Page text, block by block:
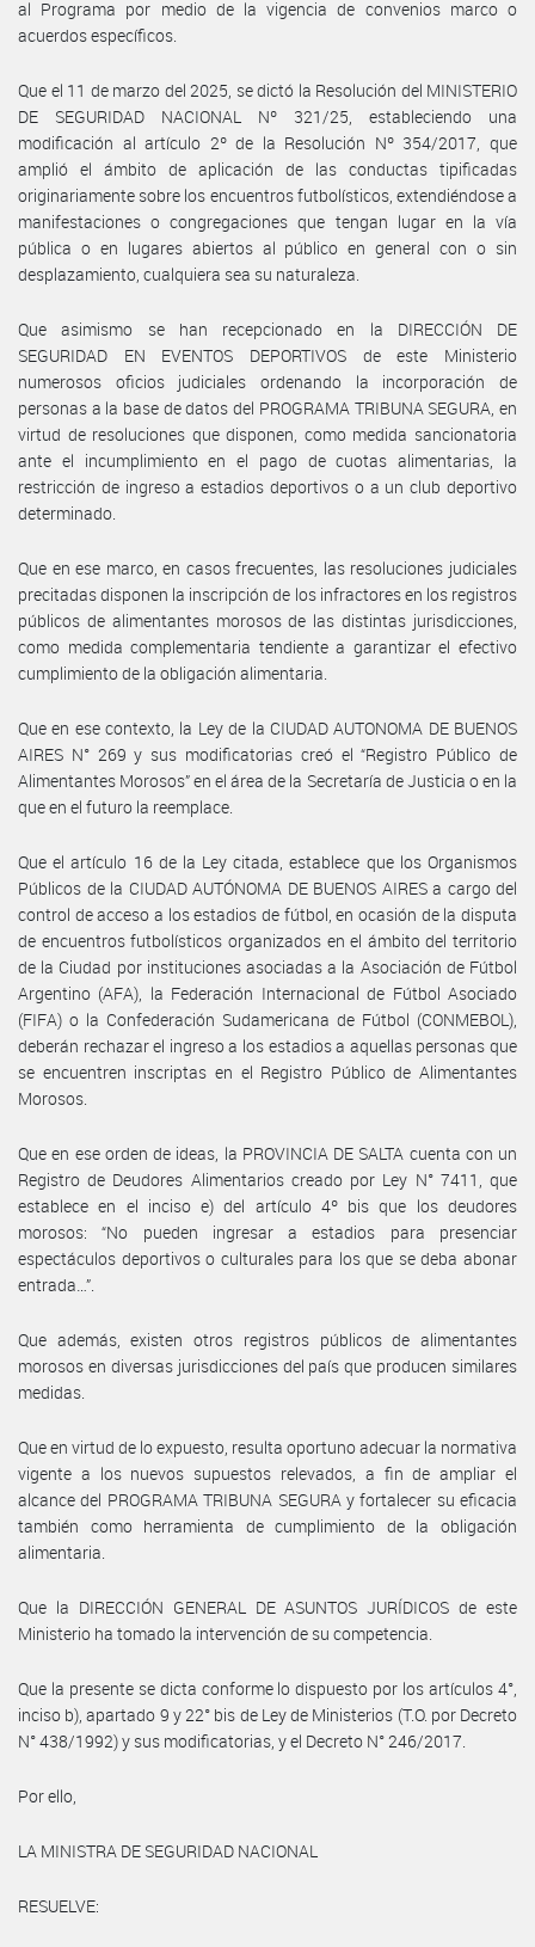
al Programa por medio de la vigencia de convenios marco o
acuerdos específicos.
Que el 11 de marzo del 2025, se dictó la Resolución del MINISTERIO
DE SEGURIDAD NACIONAL Nº 321/25, estableciendo una
modificación al artículo 2º de la Resolución Nº 354/2017, que
amplió el ámbito de aplicación de las conductas tipificadas
originariamente sobre los encuentros futbolísticos, extendiéndose a
manifestaciones o congregaciones que tengan lugar en la vía
pública o en lugares abiertos al público en general con o sin
desplazamiento, cualquiera sea su naturaleza.
Que asimismo se han recepcionado en la DIRECCIÓN DE
SEGURIDAD EN EVENTOS DEPORTIVOS de este Ministerio
numerosos oficios judiciales ordenando la incorporación de
personas a la base de datos del PROGRAMA TRIBUNA SEGURA, en
virtud de resoluciones que disponen, como medida sancionatoria
ante el incumplimiento en el pago de cuotas alimentarias, la
restricción de ingreso a estadios deportivos o a un club deportivo
determinado.
Que en ese marco, en casos frecuentes, las resoluciones judiciales
precitadas disponen la inscripción de los infractores en los registros
públicos de alimentantes morosos de las distintas jurisdicciones,
como medida complementaria tendiente a garantizar el efectivo
cumplimiento de la obligación alimentaria.
Que en ese contexto, la Ley de la CIUDAD AUTONOMA DE BUENOS
AIRES N° 269 y sus modificatorias creó el “Registro Público de
Alimentantes Morosos” en el área de la Secretaría de Justicia o en la
que en el futuro la reemplace.
Que el artículo 16 de la Ley citada, establece que los Organismos
Públicos de la CIUDAD AUTÓNOMA DE BUENOS AIRES a cargo del
control de acceso a los estadios de fútbol, en ocasión de la disputa
de encuentros futbolísticos organizados en el ámbito del territorio
de la Ciudad por instituciones asociadas a la Asociación de Fútbol
Argentino (AFA), la Federación Internacional de Fútbol Asociado
(FIFA) o la Confederación Sudamericana de Fútbol (CONMEBOL),
deberán rechazar el ingreso a los estadios a aquellas personas que
se encuentren inscriptas en el Registro Público de Alimentantes
Morosos.
Que en ese orden de ideas, la PROVINCIA DE SALTA cuenta con un
Registro de Deudores Alimentarios creado por Ley N° 7411, que
establece en el inciso e) del artículo 4º bis que los deudores
morosos: “No pueden ingresar a estadios para presenciar
espectáculos deportivos o culturales para los que se deba abonar
entrada…”.
Que además, existen otros registros públicos de alimentantes
morosos en diversas jurisdicciones del país que producen similares
medidas.
Que en virtud de lo expuesto, resulta oportuno adecuar la normativa
vigente a los nuevos supuestos relevados, a fin de ampliar el
alcance del PROGRAMA TRIBUNA SEGURA y fortalecer su eficacia
también como herramienta de cumplimiento de la obligación
alimentaria.
Que la DIRECCIÓN GENERAL DE ASUNTOS JURÍDICOS de este
Ministerio ha tomado la intervención de su competencia.
Que la presente se dicta conforme lo dispuesto por los artículos 4°,
inciso b), apartado 9 y 22° bis de Ley de Ministerios (T.O. por Decreto
N° 438/1992) y sus modificatorias, y el Decreto N° 246/2017.
Por ello,
LA MINISTRA DE SEGURIDAD NACIONAL
RESUELVE: